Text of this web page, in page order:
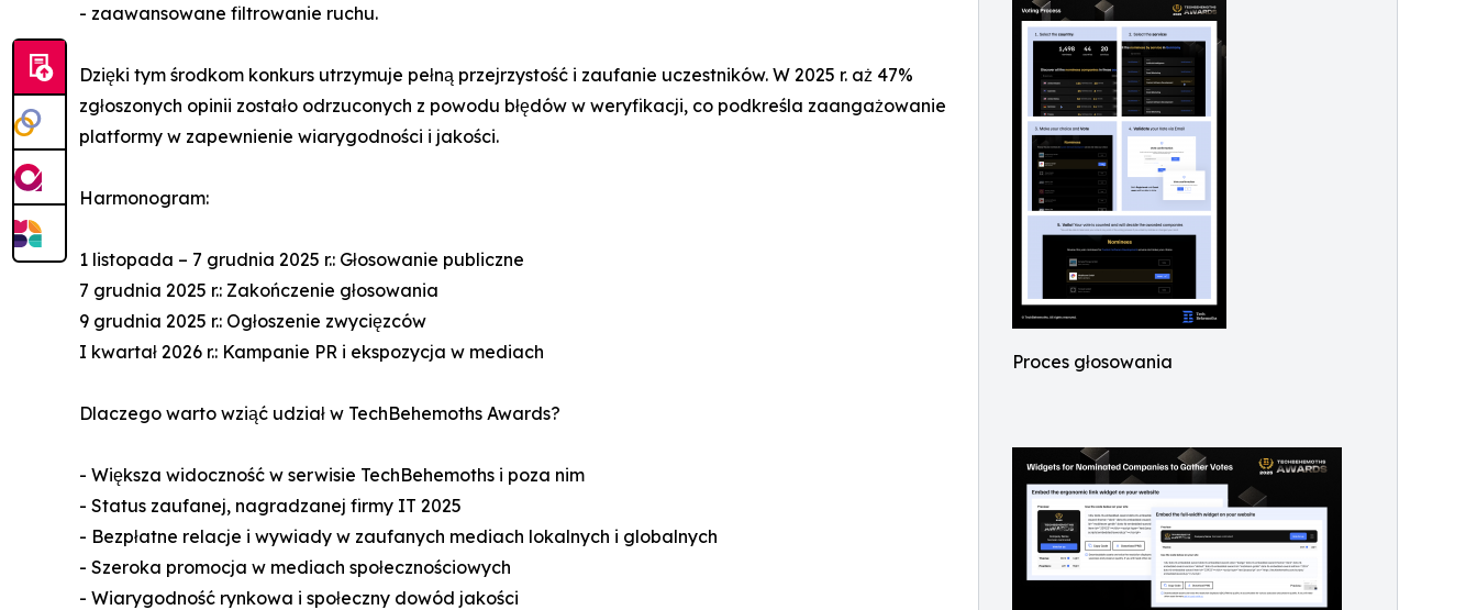
Proces głosowania
- zaawansowane filtrowanie ruchu.
Dzięki tym środkom konkurs utrzymuje pełną przejrzystość i zaufanie uczestników. W 2025 r. aż 47%
zgłoszonych opinii zostało odrzuconych z powodu błędów w weryfikacji, co podkreśla zaangażowanie
platformy w zapewnienie wiarygodności i jakości.
Harmonogram:
1 listopada – 7 grudnia 2025 r.: Głosowanie publiczne
7 grudnia 2025 r.: Zakończenie głosowania
9 grudnia 2025 r.: Ogłoszenie zwycięzców
I kwartał 2026 r.: Kampanie PR i ekspozycja w mediach
Dlaczego warto wziąć udział w TechBehemoths Awards?
- Większa widoczność w serwisie TechBehemoths i poza nim
- Status zaufanej, nagradzanej firmy IT 2025
- Bezpłatne relacje i wywiady w zaufanych mediach lokalnych i globalnych
- Szeroka promocja w mediach społecznościowych
- Wiarygodność rynkowa i społeczny dowód jakości